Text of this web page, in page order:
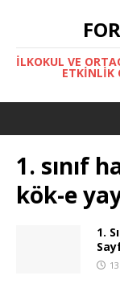
İLKOKUL VE
ETKINLIK
1. sınıf
kök-e
1.